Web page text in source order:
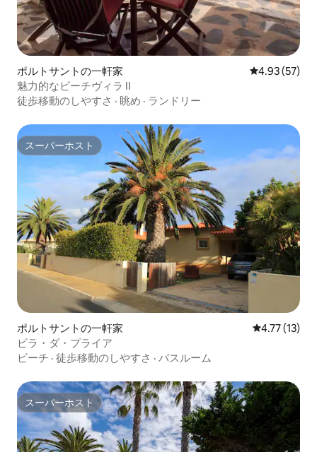
ポルトサントの一軒家 レビュー57
4.93 (57)
魅力的なビーチヴィラ II
徒歩移動のしやすさ · 眺め · ランドリー
スーパーホスト
スーパーホスト
ポルトサントの一軒家 レビュー13
4.77 (13)
ビラ・ダ・プライア
ビーチ · 徒歩移動のしやすさ · バスルーム
スーパーホスト
スーパーホスト